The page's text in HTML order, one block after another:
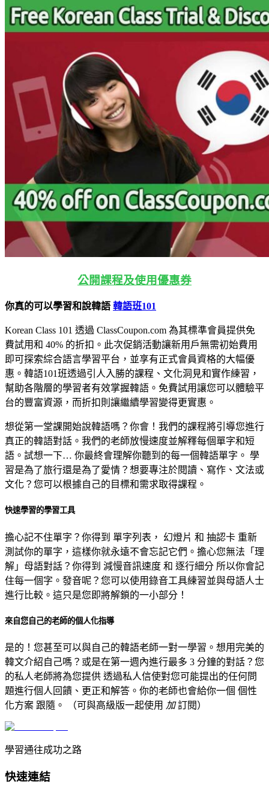
公開課程及使用優惠券
你真的可以學習和說韓語 韓語班101
Korean Class 101 透過 ClassCoupon.com 為其標準會員提供免
費試用和 40% 的折扣。此次促銷活動讓新用戶無需初始費用
即可探索綜合語言學習平台，並享有正式會員資格的大幅優
惠。韓語101班透過引人入勝的課程、文化洞見和實作練習，
幫助各階​​層的學習者有效掌握韓語。免費試用讓您可以體驗平
台的豐富資源，而折扣則讓繼續學習變得更實惠。
想從第一堂課開始說韓語嗎？你會！我們的課程將引導您進行
真正的韓語對話。我們的老師放慢速度並解釋每個單字和短
語。試想一下… 你最終會理解你聽到的每一個韓語單字。 學
習是為了旅行還是為了愛情？想要專注於閱讀、寫作、文法或
文化？您可以根據自己的目標和需求取得課程。
快速學習的學習工具
擔心記不住單字？你得到 單字列表， 幻燈片 和 抽認卡 重新
測試你的單字，這樣你就永遠不會忘記它們。擔心您無法「理
解」母語對話？你得到 減慢音訊速度 和 逐行細分 所以你會記
住每一個字。發音呢？您可以使用錄音工具練習並與母語人士
進行比較。這只是您即將解鎖的一小部分！
來自您自己的老師的個人化指導
是的！您甚至可以與自己的韓語老師一對一學習。想用完美的
韓文介紹自己嗎？或是在第一週內進行最多 3 分鐘的對話？您
的私人老師將為您提供 透過私人信使對您可能提出的任何問
題進行個人回饋、更正和解答。你的老師也會給你一個 個性
化方案 跟隨。 （可與高級版一起使用 加訂閱）
學習通往成功之路
快速連結